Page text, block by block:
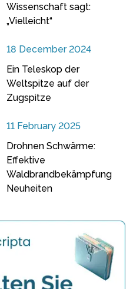
Wissenschaft sagt:
„Vielleicht“
18 December 2024
Ein Teleskop der
Weltspitze auf der
Zugspitze
11 February 2025
Drohnen Schwärme:
Effektive
Waldbrandbekämpfung
Neuheiten